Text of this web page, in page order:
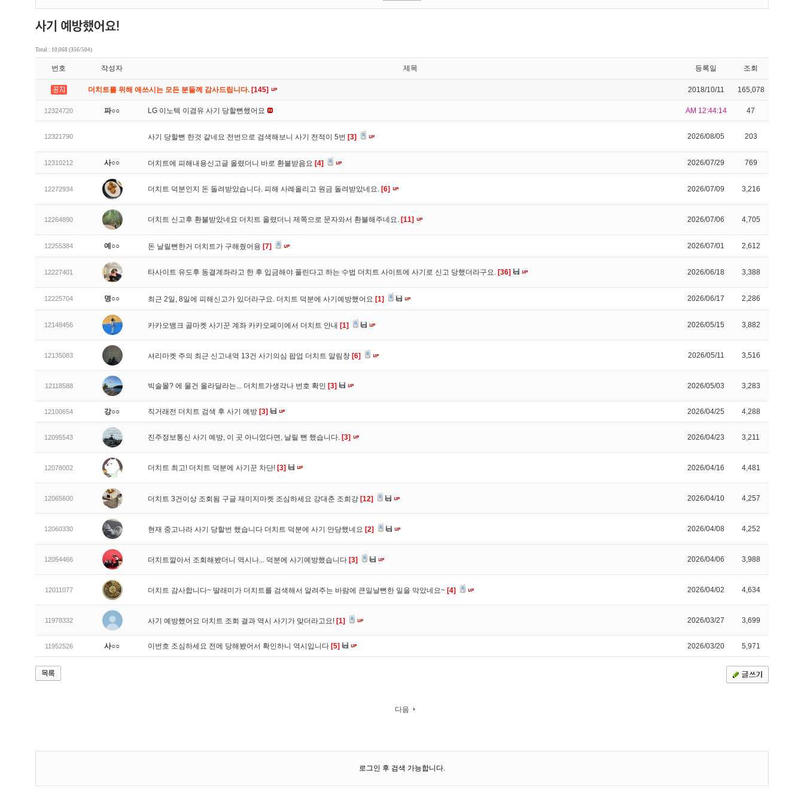
Total : 10,068 (356/504)
번호 작성자 제목 등록일 조회
더치트를 위해 애쓰시는 모든 분들께 감사드립니다. [145] 2018/10/11 165,078
12324720 파○○ LG 이노텍 이겸유 사기 당할뻔했어요 AM 12:44:14 47
12321790 사기 당할뻔 한것 같네요 전번으로 검색해보니 사기 전적이 5번 [3] 2026/08/05 203
12310212 사○○ 더치트에 피해내용신고글 올렸더니 바로 환불받음요 [4] 2026/07/29 769
12272934 더치트 덕분인지 돈 돌려받았습니다. 피해 사례올리고 원금 돌려받았네요. [6] 2026/07/09 3,216
12264890 더치트 신고후 환불받았네요 더치트 올렸더니 제쪽으로 문자와서 환불해주네요. [11] 2026/07/06 4,705
12255384 예○○ 돈 날릴뻔한거 더치트가 구해줬어용 [7] 2026/07/01 2,612
12227401 타사이트 유도후 동결계좌라고 한 후 입금해야 풀린다고 하는 수법 더치트 사이트에 사기로 신고 당했더라구요. [36] 2026/06/18 3,388
12225704 명○○ 최근 2일, 8일에 피해신고가 있더라구요. 더치트 덕분에 사기예방했어요 [1] 2026/06/17 2,286
12148456 카카오뱅크 골마켓 사기꾼 계좌 카카오페이에서 더치트 안내 [1] 2026/05/15 3,882
12135083 셔리마켓 주의 최근 신고내역 13건 사기의심 팝업 더치트 알림창 [6] 2026/05/11 3,516
12118588 빅솔몰? 에 물건 올라달라는... 더치트가생각나 번호 확인 [3] 2026/05/03 3,283
12100654 강○○ 직거래전 더치트 검색 후 사기 예방 [3] 2026/04/25 4,288
12095543 진주정보통신 사기 예방, 이 곳 아니었다면, 날릴 뻔 했습니다. [3] 2026/04/23 3,211
12078002 더치트 최고! 더치트 덕분에 사기꾼 차단! [3] 2026/04/16 4,481
12065600 더치트 3건이상 조회됨 구글 재미지마켓 조심하세요 강대춘 조희강 [12] 2026/04/10 4,257
12060330 현재 중고나라 사기 당할번 했습니다 더치트 덕분에 사기 안당했네요 [2] 2026/04/08 4,252
12054466 더치트깔아서 조회해봤더니 역시나... 덕분에 사기예방했습니다 [3] 2026/04/06 3,988
12011077 더치트 감사합니다~ 딸래미가 더치트를 검색해서 알려주는 바람에 큰일날뻔한 일을 막았네요~ [4] 2026/04/02 4,634
11978332 사기 예방했어요 더치트 조회 결과 역시 사기가 맞더라고요! [1] 2026/03/27 3,699
11952526 사○○ 이번호 조심하세요 전에 당해봤어서 확인하니 역시입니다 [5] 2026/03/20 5,971
다음
로그인 후 검색 가능합니다.